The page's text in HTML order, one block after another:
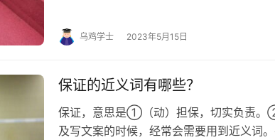
乌鸡学士 2023年5月15日
保证的近义词有哪些？
保证，意思是①（动）担保，切实负责。
及写文案的时候，经常会需要用到近义词